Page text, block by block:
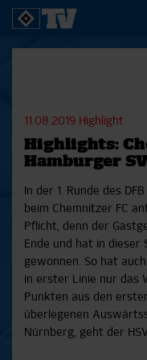
2. Bundesliga 18/19
Bundesliga 17/18
Bundesliga 16/17
Pokal- und Testspiele
Testspiele
HSVTV-
Mit dem HSVtv-Abo
in voller Länge,
exklusive
mehr.
JETZT ZUM
11.08.2019 Highlight
Highlights:
Hamburger SV
In der 1. Runde des
beim Chemnitzer FC
Pflicht, denn der
Ende und hat in dieser
gewonnen. So hat
in erster Linie nur das
Punkten aus den
überlegenen
Nürnberg, geht der